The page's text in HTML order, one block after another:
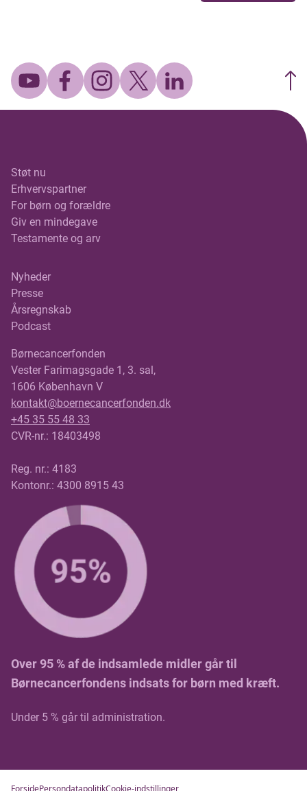
Støt nu
Erhvervspartner
For børn og forældre
Giv en mindegave
Testamente og arv
Nyheder
Presse
Årsregnskab
Podcast
Børnecancerfonden
Vester Farimagsgade 1, 3. sal,
1606 København V
kontakt@boernecancerfonden.dk
+45 35 55 48 33
CVR-nr.: 18403498
Reg. nr.: 4183
Kontonr.: 4300 8915 43
Over 95 % af de indsamlede midler går til
Børnecancerfondens indsats for børn med kræft.
Under 5 % går til administration.